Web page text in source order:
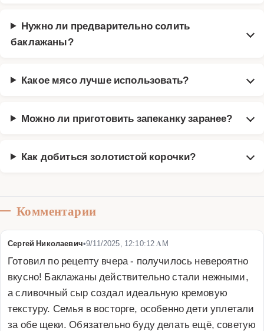
Нужно ли предварительно солить
баклажаны?
Какое мясо лучше использовать?
Можно ли приготовить запеканку заранее?
Как добиться золотистой корочки?
Комментарии
Сергей Николаевич•9/11/2025, 12:10:12 AM
Готовил по рецепту вчера - получилось невероятно
вкусно! Баклажаны действительно стали нежными,
а сливочный сыр создал идеальную кремовую
текстуру. Семья в восторге, особенно дети уплетали
за обе щеки. Обязательно буду делать ещё, советую